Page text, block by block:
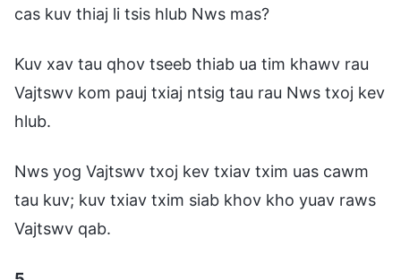
cas kuv thiaj li tsis hlub Nws mas?
Kuv xav tau qhov tseeb thiab ua tim khawv rau
Vajtswv kom pauj txiaj ntsig tau rau Nws txoj kev
hlub.
Nws yog Vajtswv txoj kev txiav txim uas cawm
tau kuv; kuv txiav txim siab khov kho yuav raws
Vajtswv qab.